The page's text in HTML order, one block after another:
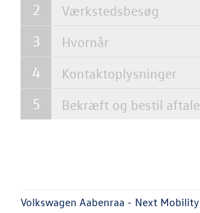
Værkstedsbesøg
Hvornår
Kontaktoplysninger
Bekræft og bestil aftale
Volkswagen Aabenraa - Next Mobility